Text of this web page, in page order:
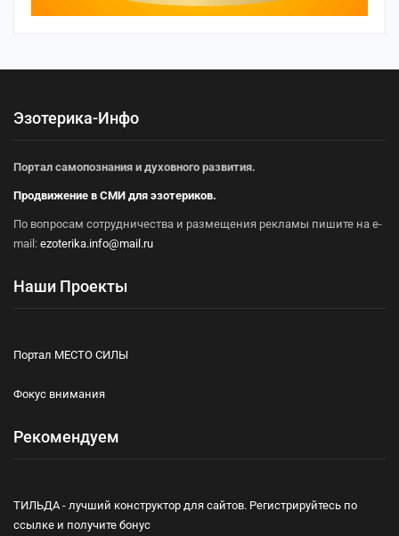
Эзотерика-Инфо
Портал самопознания и духовного развития.
Продвижение в СМИ для эзотериков.
По вопросам сотрудничества и размещения рекламы пишите на e-
mail: ezoterika.info@mail.ru
Наши Проекты
Портал МЕСТО СИЛЫ
Фокус внимания
Рекомендуем
ТИЛЬДА - лучший конструктор для сайтов. Регистрируйтесь по
ссылке и получите бонус